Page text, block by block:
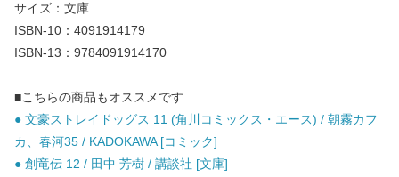
サイズ：文庫
ISBN-10：4091914179
ISBN-13：9784091914170
■こちらの商品もオススメです
● 文豪ストレイドッグス 11 (角川コミックス・エース) / 朝霧カフ
カ、春河35 / KADOKAWA [コミック]
● 創竜伝 12 / 田中 芳樹 / 講談社 [文庫]